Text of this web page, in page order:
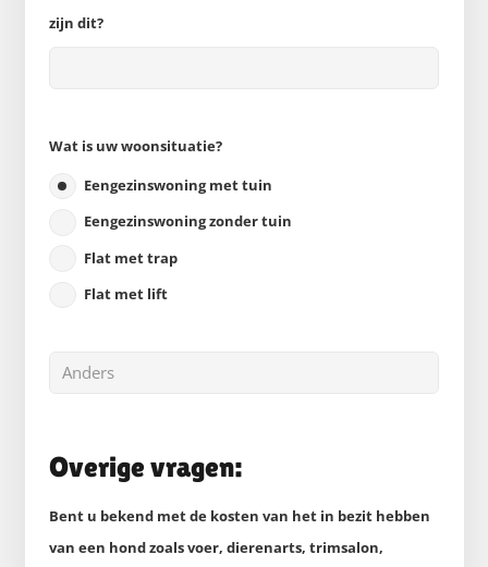
zijn dit?
Wat is uw woonsituatie?
Eengezinswoning met tuin
Eengezinswoning zonder tuin
Flat met trap
Flat met lift
Overige vragen:
Bent u bekend met de kosten van het in bezit hebben
van een hond zoals voer, dierenarts, trimsalon,